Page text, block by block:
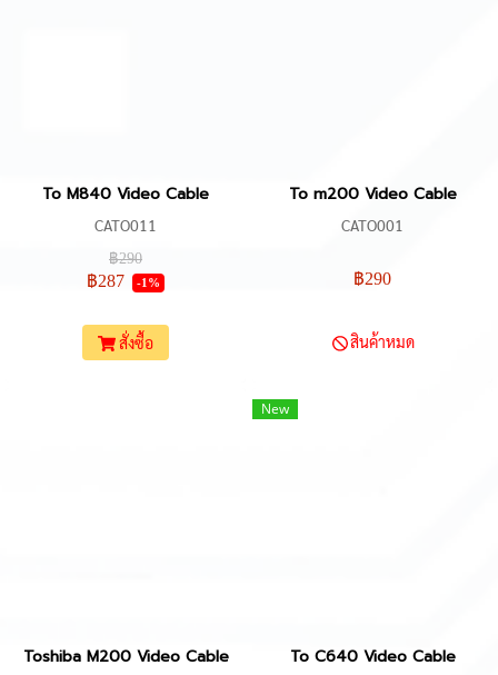
To M840 Video Cable
CATO011
฿290
฿287 -1%
สั่งซื้อ
To m200 Video Cable
CATO001
฿290
สินค้าหมด
Toshiba M200 Video Cable
New
To C640 Video Cable